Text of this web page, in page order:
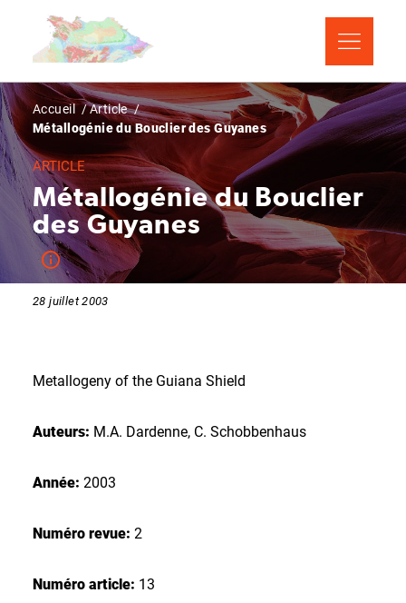
contenu
Fil
d'Ariane
Accueil
Article
Métallogénie du Bouclier des Guyanes
ARTICLE
Métallogénie du Bouclier
des Guyanes
28 juillet 2003
Metallogeny of the Guiana Shield
Auteurs: M.A. Dardenne, C. Schobbenhaus
Année: 2003
Numéro revue: 2
Numéro article: 13